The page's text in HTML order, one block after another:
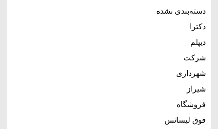
دسته‌بندی نشده
دکترا
دیپلم
شرکت
شهرداری
شیراز
فروشگاه
فوق لیسانس